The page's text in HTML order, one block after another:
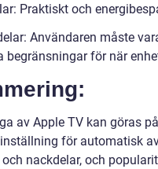
Praktiskt och
Användaren måste
begränsningar för när
av Apple TV kan göras
för automatisk
nackdelar, och